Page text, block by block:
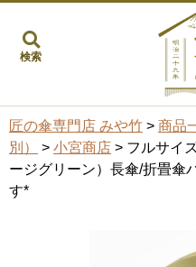
検索
匠の傘専門店 みや竹 > 商品
別）
> 小宮商店 > フルサイ
ージグリーン）長傘/折畳傘
す*